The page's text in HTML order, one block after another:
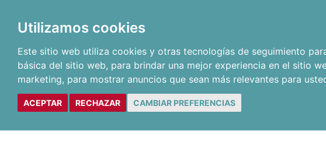
Utilizamos cookies
Este sitio web utiliza cookies y otras tecnologías de seguimiento
básica del sitio web, para brindar una mejor experiencia en el sitio
marketing, para mostrar anuncios que sean más relevantes para
ACEPTAR RECHAZAR CAMBIAR PREFERENCIAS